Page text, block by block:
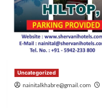
Uncategorized
nainitalkhabre@gmail.com